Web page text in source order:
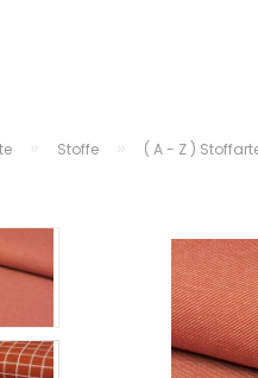
Stoffe ( A - Z )